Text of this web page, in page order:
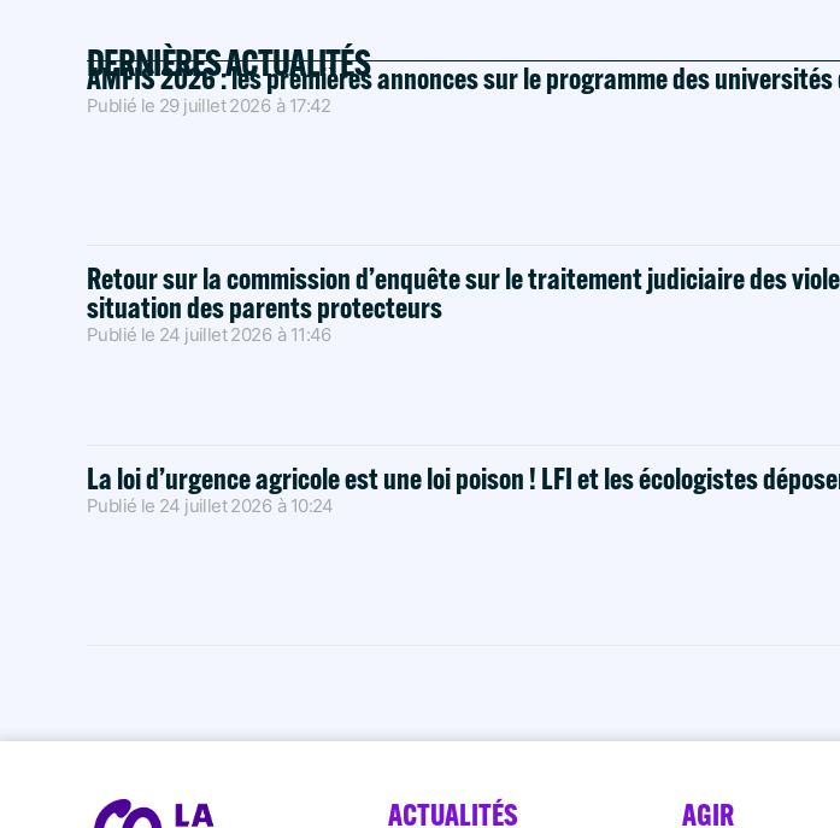
DERNIÈRES ACTUALITÉS
AMFIS 2026 : les premières annonces sur le programme des universités
Publié le 29 juillet 2026 à 17:42
Retour sur la commission d’enquête sur le traitement judiciaire des
situation des parents protecteurs
Publié le 24 juillet 2026 à 11:46
La loi d’urgence agricole est une loi poison ! LFI et les écologistes
Publié le 24 juillet 2026 à 10:24
ACTUALITÉS AGIR